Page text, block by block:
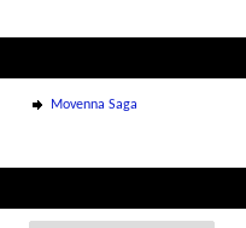
Movenna Saga